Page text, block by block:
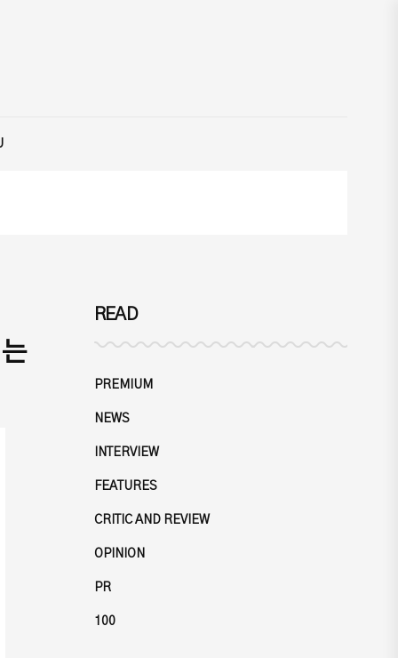
READ
PREMIUM
NEWS
INTERVIEW
FEATURES
CRITIC AND REVIEW
OPINION
PR
100